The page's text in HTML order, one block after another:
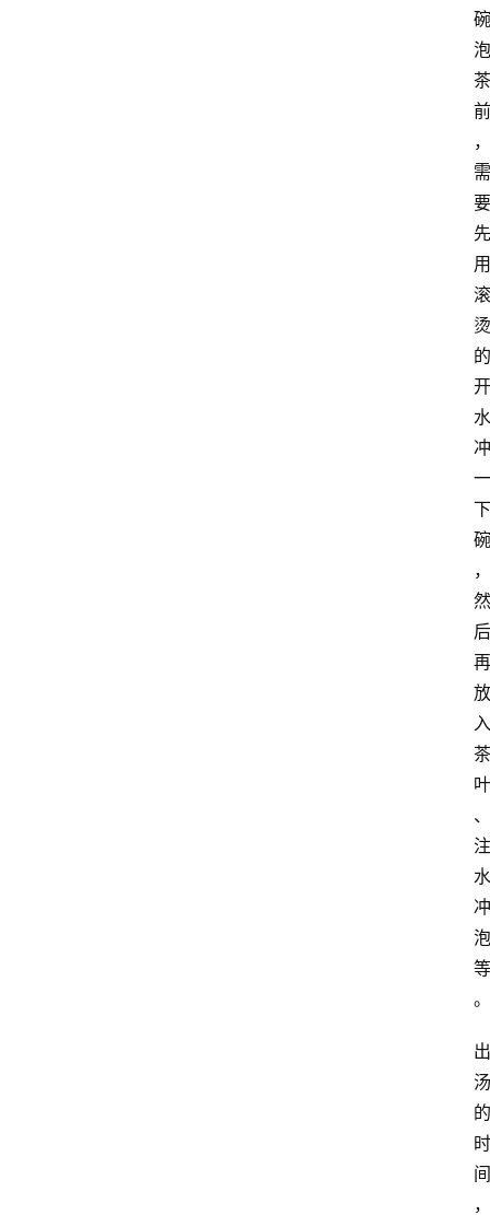
碗
泡
茶
前
，
需
要
先
用
滚
烫
的
开
水
冲
一
下
碗
，
然
后
再
放
入
茶
叶
、
注
水
冲
泡
等
。
出
汤
的
时
间
，